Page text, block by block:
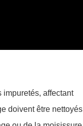
affectant
doivent être nettoyés